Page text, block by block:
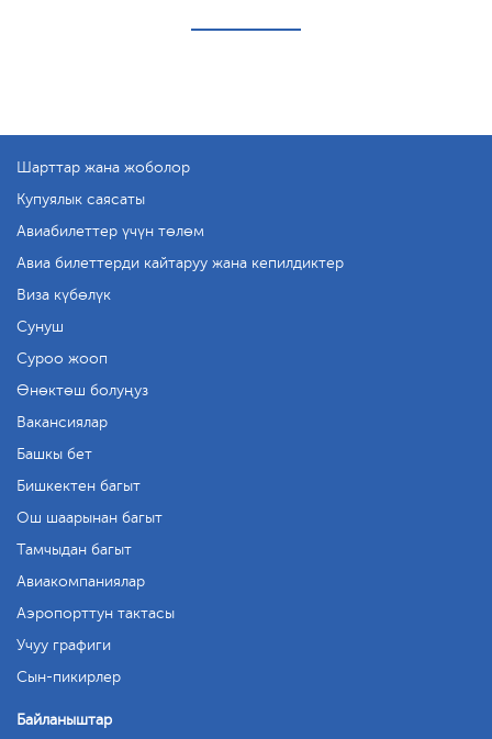
Шарттар жана жоболор
Купуялык саясаты
Авиабилеттер үчүн төлөм
Авиа билеттерди кайтаруу жана кепилдиктер
Виза күбөлүк
Сунуш
Суроо жооп
Өнөктөш болуңуз
Вакансиялар
Башкы бет
Бишкектен багыт
Ош шаарынан багыт
Тамчыдан багыт
Авиакомпаниялар
Аэропорттун тактасы
Учуу графиги
Сын-пикирлер
Байланыштар